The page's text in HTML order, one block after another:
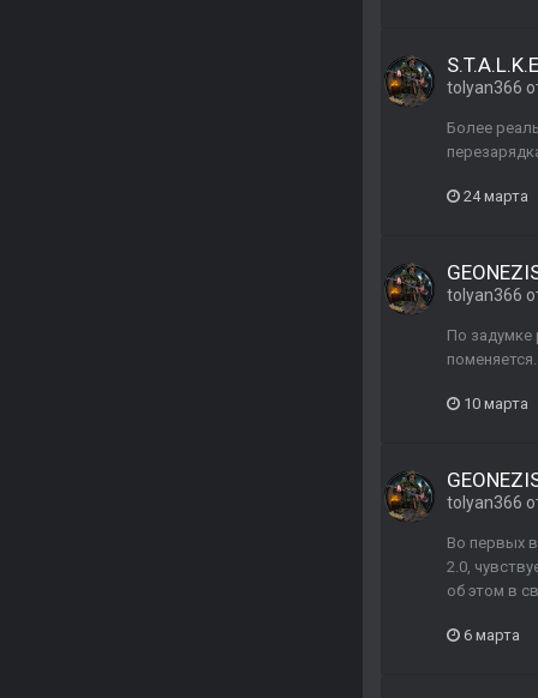
tolyan366
Более
24 марта
tolyan366
По задумке
поменяется.
10 марта
tolyan366
Во первых
2.0,
об этом в
6 марта